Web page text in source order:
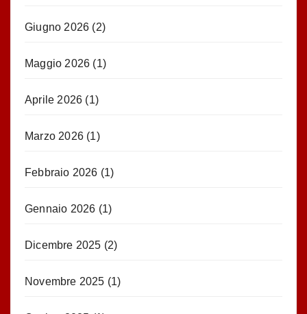
Giugno 2026 (2)
Maggio 2026 (1)
Aprile 2026 (1)
Marzo 2026 (1)
Febbraio 2026 (1)
Gennaio 2026 (1)
Dicembre 2025 (2)
Novembre 2025 (1)